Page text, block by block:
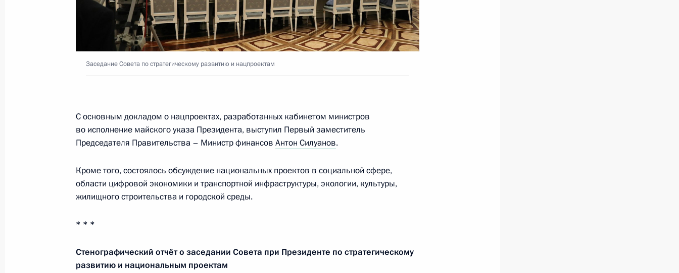
Заседание консультативной комиссии Госсовета
19 ноября 2019 года, 20:30
Совещание по вопросам модернизации первичного звена
Перечень поручений по результатам проверки исполнения
на развитие электронной промышленности и электронной
компонентной базы
21 июня 2019 года, 19:20
Заседание консультативной комиссии Госсовета по вопросу
реализации национальных проектов
Заседание Совета по стратегическому развитию и нацпроектам
С основным докладом о нацпроектах, разработанных кабинетом министров
во исполнение майского указа Президента, выступил Первый заместитель
Председателя Правительства – Министр финансов Антон Силуанов.
Кроме того, состоялось обсуждение национальных проектов в социальной сфере,
области цифровой экономики и транспортной инфраструктуры, экологии, культуры,
жилищного строительства и городской среды.
* * *
Стенографический отчёт о заседании Совета при Президенте по стратегическому
развитию и национальным проектам